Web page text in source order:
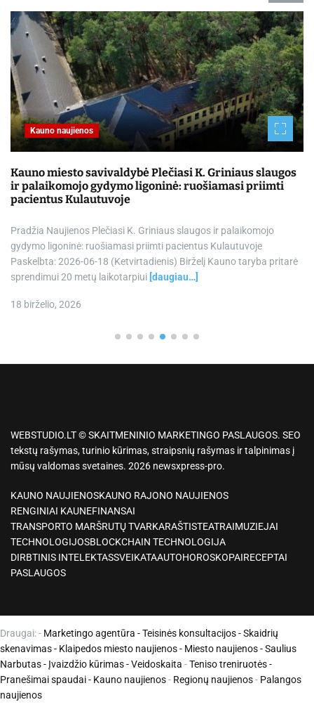
slaugos
priimti
pritarė
Technologijos
„Autonomique“ diegia pusiau
ir AI Kanados 1 pakopoje
intelektą Kanados 1 pakopoje – „The Robot Report“
nustatymai Nuoroda į informacijos šaltinį
18 birželio, 2026
WEBSTUDIO.LT © SKAITMENINIO MARKETINGO PASLAUGOS. SEO
tekstų rašymas, turinio kūrimas, straipsnių rašymas ir talpinimas į
mūsų valdomas svetaines. 2026 newsxpress-pro.
KAUNO NAUJIENOSKAUNO RAJONO NAUJIENOS
RENGINIAI KAUNEFINANSAI
TRANSPORTO MARŠRUTŲ TVARKARAŠTISTEATRAIMUZIEJAI
TECHNOLOGIJOSBLOCKCHAIN TECHNOLOGIJA
DIRBTINIS INTELEKTASSVEIKATAAUTOHOROSKOPAIRECEPTAI
PASLAUGOS
Draugai: - Marketingo agentūra -Teisinės konsultacijos-Skaidrių
skenavimas- Klaipedos miesto naujienos- Miesto naujienos-Saulius
Narbutas- Įvaizdžio kūrimas-Veidoskaita -Teniso treniruotės-
Pranešimai spaudai - Kauno naujienos- Regionų naujienos- Palangos
naujienos